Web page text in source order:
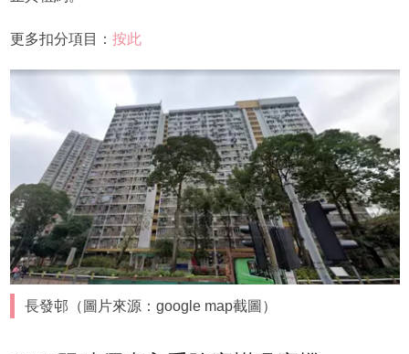
更多扣分項目： 按此
長發邨（圖片來源：google map截圖）